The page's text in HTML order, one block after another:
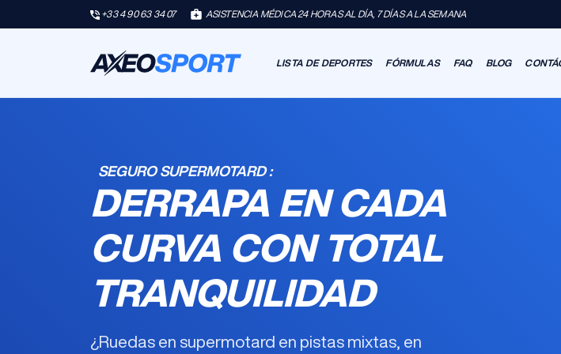
+33 4 90 63 34 07 ASISTENCIA MÉDICA 24 HORAS AL DÍA, 7 DÍAS A LA SEMANA
LISTA DE DEPORTES FÓRMULAS FAQ BLOG
SEGURO SUPERMOTARD :
DERRAPA EN CADA
CURVA CON TOTAL
TRANQUILIDAD
¿Ruedas en supermotard en pistas mixtas, en